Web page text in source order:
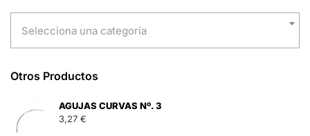
Selecciona una categoría
Otros Productos
AGUJAS CURVAS Nº. 3
3,27 €